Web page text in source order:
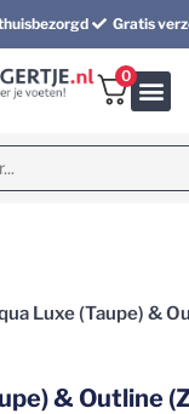
Gratis
0
Luxe (Taupe) &
& Outline